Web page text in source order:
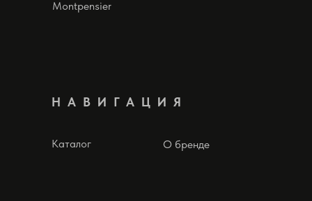
О бренде
Каталог
Montpensier
НАВИГАЦИЯ